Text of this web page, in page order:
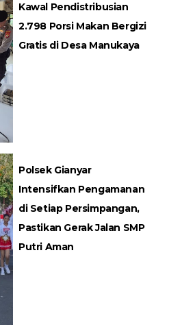
Kawal Pendistribusian
2.798 Porsi Makan Bergizi
Gratis di Desa Manukaya
Polsek Gianyar
Intensifkan Pengamanan
di Setiap Persimpangan,
Pastikan Gerak Jalan SMP
Putri Aman